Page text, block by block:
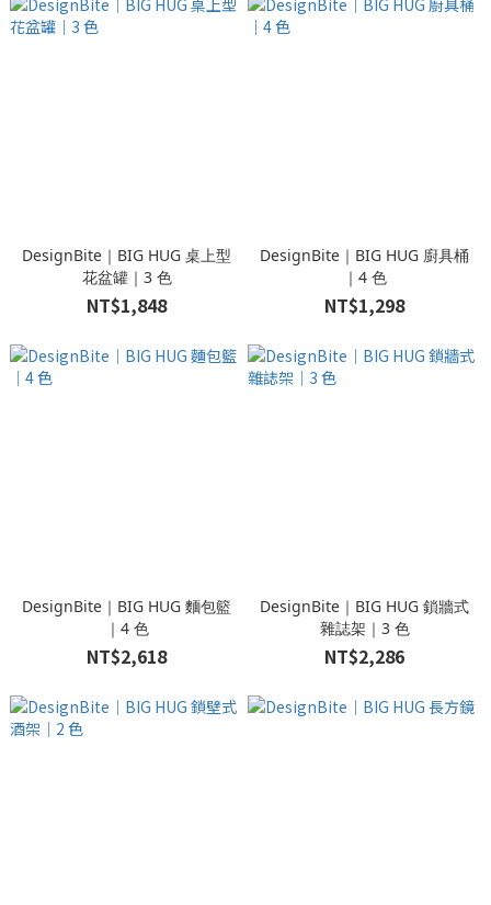
DesignBite｜BIG HUG 桌上型
花盆罐｜3 色
NT$1,848
DesignBite｜BIG HUG 廚具桶
｜4 色
NT$1,298
DesignBite｜BIG HUG 麵包籃
｜4 色
NT$2,618
DesignBite｜BIG HUG 鎖牆式
雜誌架｜3 色
NT$2,286